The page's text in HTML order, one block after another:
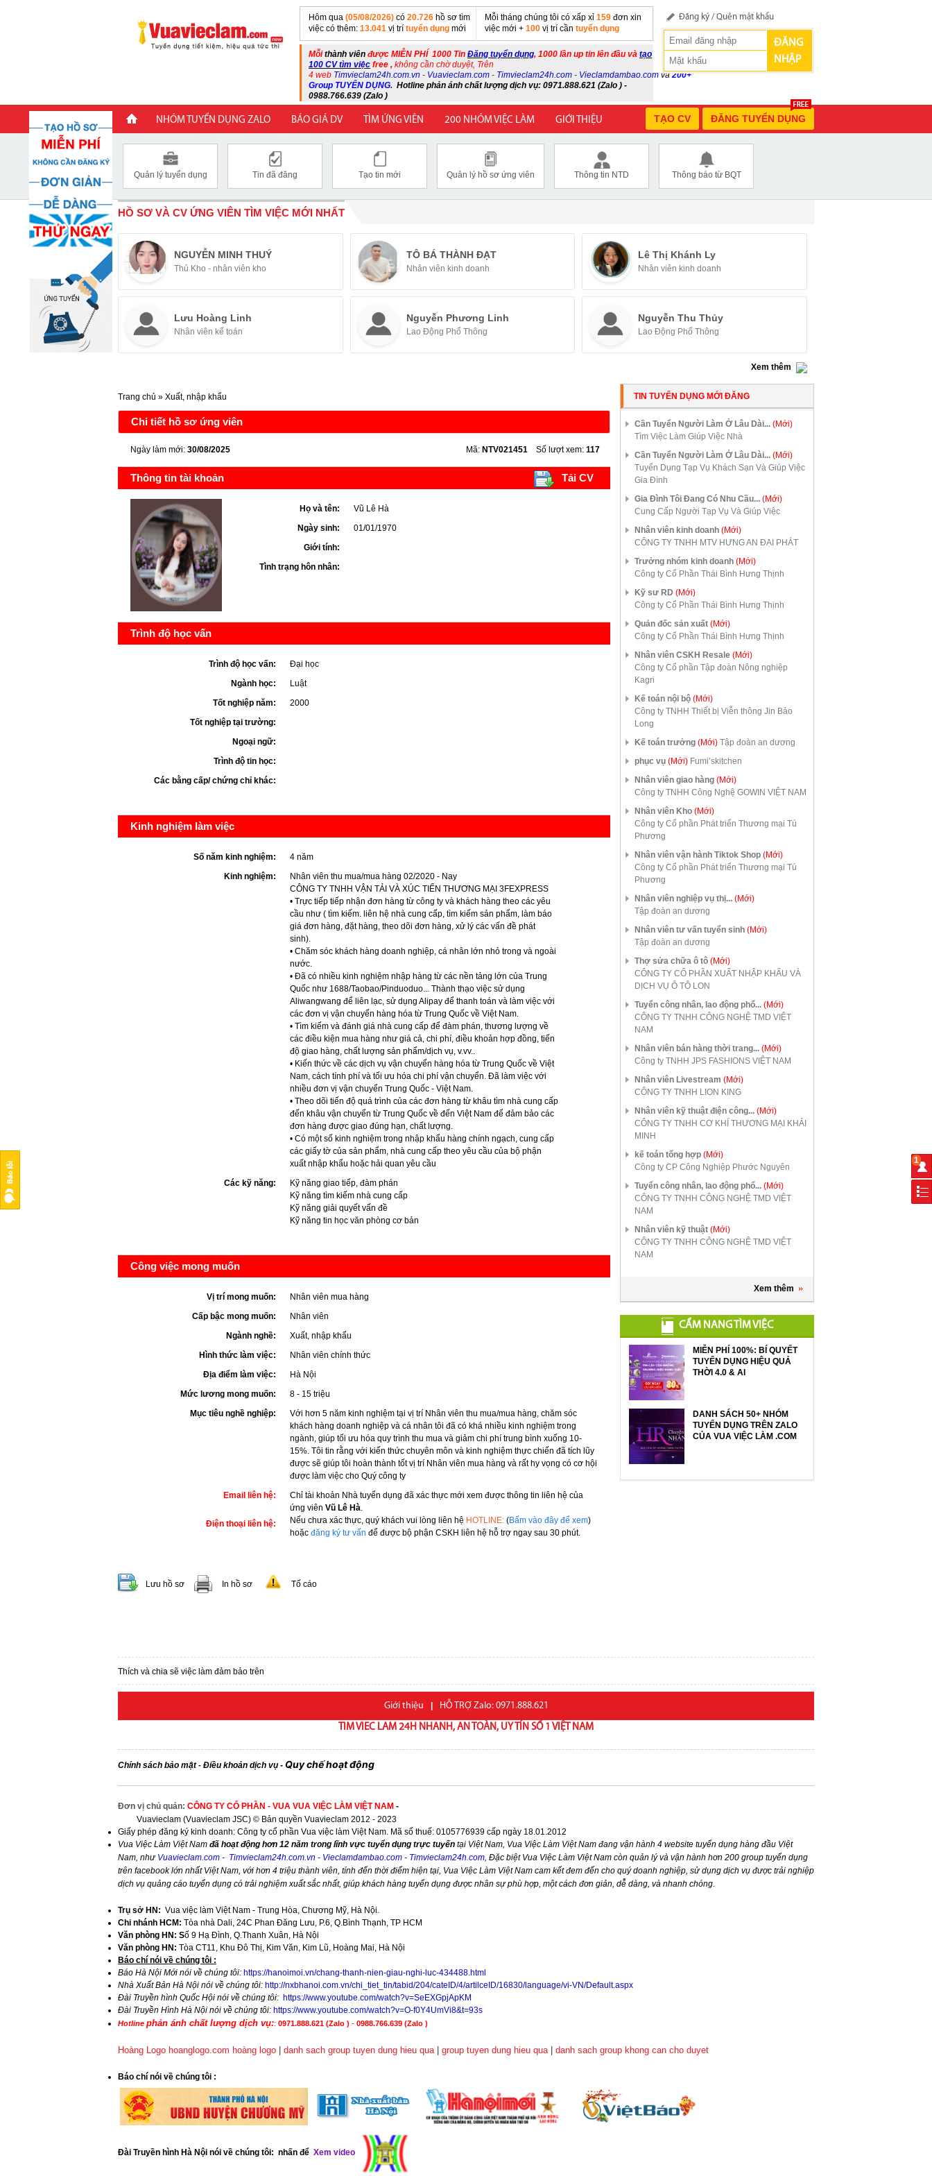
Hôm qua (05/08/2026) có 20.726 hồ sơ tìm
việc có thêm: 13.041 vị trí tuyển dụng mới
Mỗi tháng chúng tôi có xấp xỉ 159 đơn xin
việc mới + 100 vị trí cần tuyển dụng
Mỗithành viên được MIỄN PHÍ 1000 Tin Đăng tuyển dụng, 1000 lần up tin lên đầu và tạo
100 CV tìm việc free , không cần chờ duyệt, Trên
4 web Timvieclam24h.com.vn - Vuavieclam.com - Timvieclam24h.com - Vieclamdambao.com và 200+
Group TUYỂN DỤNG. Hotline phản ánh chất lượng dịch vụ: 0971.888.621 (Zalo ) -
0988.766.639 (Zalo )
Đăng ký /Quên mật khẩu
ĐĂNG
NHẬP
NHÓM TUYỂN DỤNG ZALO BÁO GIÁ DV TÌM ỨNG VIÊN 200 NHÓM VIỆC LÀM GIỚI THIỆU ĐĂNG TUYỂN DỤNG
TẠO CV
Quản lý tuyển dụng Tin đã đăng Tạo tin mới Quản lý hồ sơ ứng viên Thông tin NTD Thông báo từ BQT
HỒ SƠ VÀ CV ỨNG VIÊN TÌM VIỆC MỚI NHẤT
NGUYỄN MINH THUÝ
Thủ Kho - nhân viên kho
TÔ BÁ THÀNH ĐẠT
Nhân viên kinh doanh
Lê Thị Khánh Ly
Nhân viên kinh doanh
Lưu Hoàng Linh
Nhân viên kế toán
Nguyễn Phương Linh
Lao Động Phổ Thông
Nguyễn Thu Thủy
Lao Động Phổ Thông
Xem thêm
Trang chủ » Xuất, nhập khẩu
Chi tiết hồ sơ ứng viên
Ngày làm mới: 30/08/2025 Mã: NTV021451 Số lượt xem: 117
Thông tin tài khoản Tải CV
Họ và tên:
Vũ Lê Hà
Ngày sinh:
01/01/1970
Giới tính:
Tình trạng hôn nhân:
Trình độ học vấn
Trình độ học vấn:
Đại học
Ngành học:
Luật
Tốt nghiệp năm:
2000
Tốt nghiệp tại trường:
Ngoại ngữ:
Trình độ tin học:
Các bằng cấp/ chứng chỉ khác:
Kinh nghiệm làm việc
Số năm kinh nghiệm:
4 năm
Kinh nghiệm:
Nhân viên thu mua/mua hàng 02/2020 - Nay
CÔNG TY TNHH VẬN TẢI VÀ XÚC TIẾN THƯƠNG MẠI 3FEXPRESS
• Trực tiếp tiếp nhận đơn hàng từ công ty và khách hàng theo các yêu
cầu như ( tìm kiếm. liên hệ nhà cung cấp, tìm kiếm sản phẩm, làm báo
giá đơn hàng, đặt hàng, theo dõi đơn hàng, xử lý các vấn đề phát
sinh).
• Chăm sóc khách hàng doanh nghiệp, cá nhân lớn nhỏ trong và ngoài
nước.
• Đã có nhiều kinh nghiệm nhập hàng từ các nền tảng lớn của Trung
Quốc như 1688/Taobao/Pinduoduo... Thành thạo việc sử dụng
Aliwangwang để liên lạc, sử dụng Alipay để thanh toán và làm việc với
các đơn vị vận chuyển hàng hóa từ Trung Quốc về Việt Nam.
• Tìm kiếm và đánh giá nhà cung cấp để đàm phán, thương lượng về
các điều kiện mua hàng như giá cả, chi phí, điều khoản hợp đồng, tiến
độ giao hàng, chất lượng sản phẩm/dịch vụ, v.vv..
• Kiến thức về các dịch vụ vận chuyển hàng hóa từ Trung Quốc về Việt
Nam, cách tính phí và tối ưu hóa chi phí vận chuyển. Đã làm việc với
nhiều đơn vị vận chuyển Trung Quốc - Việt Nam.
• Theo dõi tiến độ quá trình của các đơn hàng từ khâu tìm nhà cung cấp
đến khâu vận chuyển từ Trung Quốc về đến Việt Nam để đảm bảo các
đơn hàng được giao đúng hạn, chất lượng.
• Có một số kinh nghiệm trong nhập khẩu hàng chính ngạch, cung cấp
các giấy tờ của sản phẩm, nhà cung cấp theo yêu cầu của bộ phận
xuất nhập khẩu hoặc hải quan yêu cầu
Các kỹ năng:
Kỹ năng giao tiếp, đàm phán
Kỹ năng tìm kiếm nhà cung cấp
Kỹ năng giải quyết vấn đề
Kỹ năng tin học văn phòng cơ bản
Công việc mong muốn
Vị trí mong muốn:
Nhân viên mua hàng
Cấp bậc mong muốn:
Nhân viên
Ngành nghề:
Xuất, nhập khẩu
Hình thức làm việc:
Nhân viên chính thức
Địa điểm làm việc:
Hà Nội
Mức lương mong muốn:
8 - 15 triệu
Mục tiêu nghề nghiệp:
Với hơn 5 năm kinh nghiệm tại vị trí Nhân viên thu mua/mua hàng, chăm sóc
khách hàng doanh nghiệp và cá nhân tôi đã có khá nhiều kinh nghiệm trong
ngành, giúp tối ưu hóa quy trình thu mua và giảm chi phí trung bình xuống 10-
15%. Tôi tin rằng với kiến thức chuyên môn và kinh nghiệm thực chiến đã tích lũy
được sẽ giúp tôi hoàn thành tốt vị trí Nhân viên mua hàng và rất hy vọng có cơ hội
được làm việc cho Quý công ty
Email liên hệ:
Chỉ tài khoản Nhà tuyển dụng đã xác thực mới xem được thông tin liên hệ của
ứng viên Vũ Lê Hà.
Nếu chưa xác thực, quý khách vui lòng liên hệ HOTLINE: (Bấm vào đây để xem)
hoặc đăng ký tư vấn để được bộ phận CSKH liên hệ hỗ trợ ngay sau 30 phút.
Điện thoại liên hệ:
Lưu hồ sơ In hồ sơ Tố cáo
TIN TUYỂN DỤNG MỚI ĐĂNG
Cần Tuyển Người Làm Ở Lâu Dài... (Mới)
Tìm Việc Làm Giúp Việc Nhà
Cần Tuyển Người Làm Ở Lâu Dài... (Mới)
Tuyển Dụng Tạp Vụ Khách Sạn Và Giúp Việc
Gia Đình
Gia Đình Tôi Đang Có Nhu Cầu... (Mới)
Cung Cấp Người Tạp Vụ Và Giúp Việc
Nhân viên kinh doanh (Mới)
CÔNG TY TNHH MTV HƯNG AN ĐẠI PHÁT
Trưởng nhóm kinh doanh (Mới)
Công ty Cổ Phần Thái Bình Hưng Thịnh
Kỹ sư RD (Mới)
Công ty Cổ Phần Thái Bình Hưng Thịnh
Quản đốc sản xuất (Mới)
Công ty Cổ Phần Thái Bình Hưng Thịnh
Nhân viên CSKH Resale (Mới)
Công ty Cổ phần Tập đoàn Nông nghiệp
Kagri
Kế toán nội bộ (Mới)
Công ty TNHH Thiết bị Viễn thông Jin Bảo
Long
Kế toán trưởng (Mới) Tập đoàn an dương
phục vụ (Mới) Fumi’skitchen
Nhân viên giao hàng (Mới)
Công ty TNHH Công Nghệ GOWIN VIỆT NAM
Nhân viên Kho (Mới)
Công ty Cổ phần Phát triển Thương mại Tú
Phương
Nhân viên vận hành Tiktok Shop (Mới)
Công ty Cổ phần Phát triển Thương mại Tú
Phương
Nhân viên nghiệp vụ thị... (Mới)
Tập đoàn an dương
Nhân viên tư vấn tuyển sinh (Mới)
Tập đoàn an dương
Thợ sửa chữa ô tô (Mới)
CÔNG TY CỔ PHẦN XUẤT NHẬP KHẨU VÀ
DỊCH VỤ Ô TÔ LON
Tuyển công nhân, lao động phổ... (Mới)
CÔNG TY TNHH CÔNG NGHỆ TMD VIỆT
NAM
Nhân viên bán hàng thời trang... (Mới)
Công ty TNHH JPS FASHIONS VIỆT NAM
Nhân viên Livestream (Mới)
CÔNG TY TNHH LION KING
Nhân viên kỹ thuật điện công... (Mới)
CÔNG TY TNHH CƠ KHÍ THƯƠNG MẠI KHẢI
MINH
kế toán tổng hợp (Mới)
Công ty CP Công Nghiệp Phước Nguyên
Tuyển công nhân, lao động phổ... (Mới)
CÔNG TY TNHH CÔNG NGHỆ TMD VIỆT
NAM
Nhân viên kỹ thuật (Mới)
CÔNG TY TNHH CÔNG NGHỆ TMD VIỆT
NAM
Xem thêm
CẨM NANG TÌM VIỆC
MIỄN PHÍ 100%: BÍ QUYẾT
TUYỂN DỤNG HIỆU QUẢ
THỜI 4.0 & AI
DANH SÁCH 50+ NHÓM
TUYỂN DỤNG TRÊN ZALO
CỦA VUA VIỆC LÀM .COM
Thích và chia sẽ việc làm đảm bảo trên
Giới thiệu HỖ TRỢ Zalo: 0971.888.621
TIM VIEC LAM 24H NHANH, AN TOÀN, UY TÍN SỐ 1 VIỆT NAM
Chính sách bảo mật- Điều khoản dịch vụ - Quy chế hoạt động
Đơn vị chủ quản: CÔNG TY CỔ PHẦN - VUA VUA VIỆC LÀM VIỆT NAM -
Vuavieclam (Vuavieclam JSC) © Bản quyền Vuavieclam 2012 - 2023
Giấy phép đăng ký kinh doanh: Công ty cổ phần Vua việc làm Việt Nam. Mã số thuế: 0105776939 cấp ngày 18.01.2012
Vua Việc Làm Việt Nam đã hoạt động hơn 12 năm trong lĩnh vực tuyển dụng trực tuyến tại Việt Nam, Vua Việc Làm Việt Nam đang vận hành 4 website tuyển dụng hàng đầu Việt
Nam, như Vuavieclam.com - Timvieclam24h.com.vn - Vieclamdambao.com - Timvieclam24h.com, Đặc biệt Vua Việc Làm Việt Nam còn quản lý và vận hành hơn 200 group tuyển dụng
trên facebook lớn nhất Việt Nam, với hơn 4 triệu thành viên, tính đến thời điểm hiện tại, Vua Việc Làm Việt Nam cam kết đem đến cho quý doanh nghiệp, sử dụng dịch vụ được trải nghiệp
dịch vụ quảng cáo tuyển dụng có trải nghiệm xuất sắc nhất, giúp khách hàng tuyển dụng được nhân sự phù hợp, một cách đơn giản, dễ dàng, và nhanh chóng.
Trụ sở HN: Vua việc làm Việt Nam - Trung Hòa, Chương Mỹ, Hà Nội.
Chi nhánh HCM: Tòa nhà Dali, 24C Phan Đăng Lưu, P.6, Q.Bình Thạnh, TP HCM
Văn phòng HN: Số 9 Hạ Đình, Q.Thanh Xuân, Hà Nội
Văn phòng HN: Tòa CT11, Khu Đô Thị, Kim Văn, Kim Lũ, Hoàng Mai, Hà Nội
​Báo chí nói về chúng tôi :
Báo Hà Nội Mới nói về chúng tôi: https://hanoimoi.vn/chang-thanh-nien-giau-nghi-luc-434488.html
Nhà Xuất Bản Hà Nội nói về chúng tôi: http://nxbhanoi.com.vn/chi_tiet_tin/tabid/204/cateID/4/artilceID/16830/language/vi-VN/Default.aspx
Đài Truyền hình Quốc Hội nói về chúng tôi: https://www.youtube.com/watch?v=SeEXGpjApKM
Đài Truyền Hình Hà Nội nói về chúng tôi: https://www.youtube.com/watch?v=O-f0Y4UmVi8&t=93s
Hotline phản ánh chất lượng dịch vụ:: 0971.888.621 (Zalo ) - 0988.766.639 (Zalo )
Hoàng Logo hoanglogo.com hoàng logo danh sach group tuyen dung hieu qua| group tuyen dung hieu qua| danh sach group khong can cho duyet
​Báo chí nói về chúng tôi :
Đài Truyền hình Hà Nội nói về chúng tôi: nhấn để Xem video
1